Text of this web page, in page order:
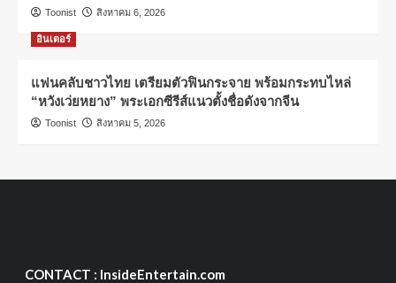
Toonist สิงหาคม 6, 2026
อินเตอร์
แฟนคลับชาวไทย เตรียมตัวฟินกระจาย พร้อมกระทบไหล่
“หวังเว่ยหยาง” พระเอกซีรีส์แนวตั้งชื่อดังจากจีน
Toonist สิงหาคม 5, 2026
CONTACT : InsideEntertain.com